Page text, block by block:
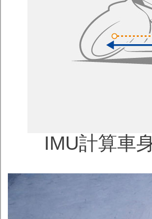
IMU計算車